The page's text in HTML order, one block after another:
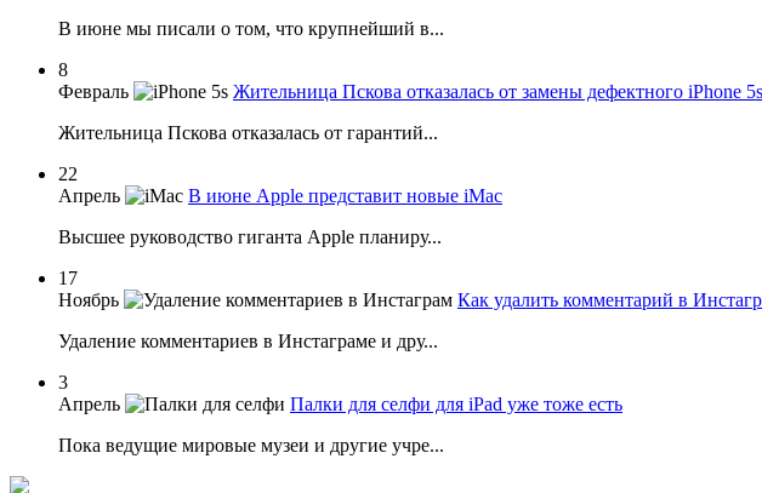
В июне мы писали о том, что крупнейший в...
8
Февраль
Жительница Пскова отказалась от замены дефектного iPhone
Жительница Пскова отказалась от гарантий...
22
Апрель
В июне Apple представит новые iMac
Высшее руководство гиганта Apple планиру...
17
Ноябрь
Как удалить комментарий в
Удаление комментариев в Инстаграме и дру...
3
Апрель
Палки для селфи для iPad уже тоже есть
Пока ведущие мировые музеи и другие учре...